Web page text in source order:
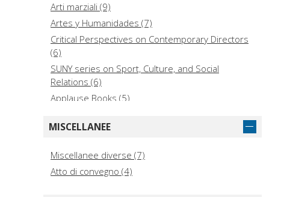
Arti marziali (9)
Artes y Humanidades (7)
Critical Perspectives on Contemporary Directors
(6)
SUNY series on Sport, Culture, and Social
Relations (6)
Applause Books (5)
Modern Filmmakers (5)
Biography and Autobiography (4)
Bloomsbury Revelations (4)
MISCELLANEE
Miscellanee diverse (7)
Atto di convegno (4)